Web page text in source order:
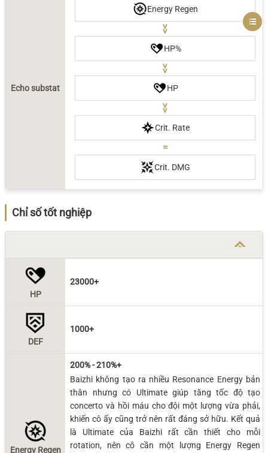
Echo substat
Energy Regen
>>
HP%
>>
HP
>>
Crit. Rate
=
Crit. DMG
Chỉ số tốt nghiệp
HP
23000+
DEF
1000+
Energy Regen
200% - 210%+
Baizhi không tạo ra nhiều Resonance Energy bản
thân nhưng có Ultimate giúp tăng tốc độ tạo
concerto và hồi máu cho đội một lượng vừa phải,
khiến cô ấy cũng trở nên rất đáng sở hữu. Kết quả
là Ultimate của Baizhi rất cần thiết cho mỗi
rotation, nên cô cần một lượng Energy Regen